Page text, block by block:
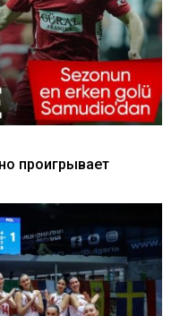
проигрывает